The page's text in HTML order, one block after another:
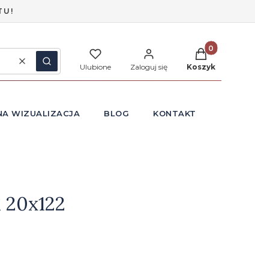
WyczyśćSzukaj Ulubione Zaloguj się
Produkty w
Koszyk
WIZUALIZACJA BLOG KONTAKT